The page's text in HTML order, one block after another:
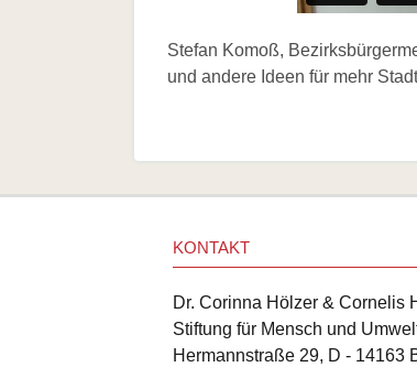
Stefan Komoß,
und andere Ideen für mehr
KONTAKT
Dr. Corinna Hölzer & Cornelis
Stiftung für Mensch und
Hermannstraße 29, D - 14163